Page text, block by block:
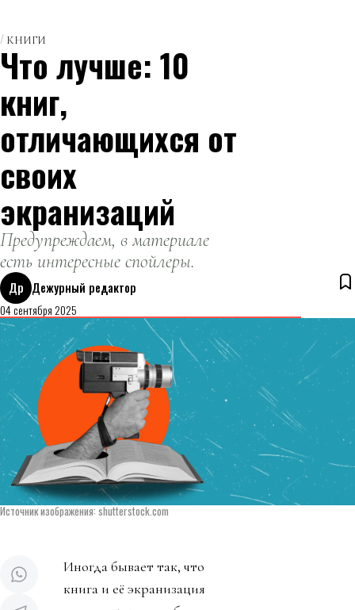
КНИГИ
Что лучше: 10
книг,
отличающихся от
своих
экранизаций
Предупреждаем, в материале
есть интересные спойлеры.
Др Дежурный редактор
04 сентября 2025
Источник изображения: shutterstock.com
Иногда бывает так, что
книга и её экранизация